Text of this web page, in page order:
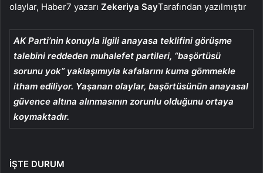
olaylar, Haber7 yazarı Zekeriya SayTarafından yazılmıştır
AK Parti’nin konuyla ilgili anayasa teklifini görüşme
talebini reddeden muhalefet partileri, “başörtüsü
sorunu yok” yaklaşımıyla kafalarını kuma gömmekle
itham ediliyor. Yaşanan olaylar, başörtüsünün anayasal
güvence altına alınmasının zorunlu olduğunu ortaya
koymaktadır.
İŞTE DURUM